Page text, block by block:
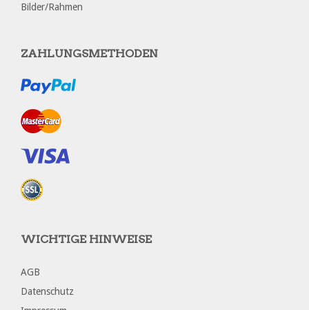
Bilder/Rahmen
ZAHLUNGSMETHODEN
WICHTIGE HINWEISE
AGB
Datenschutz